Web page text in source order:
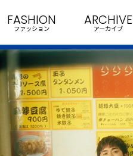
FASHION
ファッション
ARCHIVE
アーカイブ